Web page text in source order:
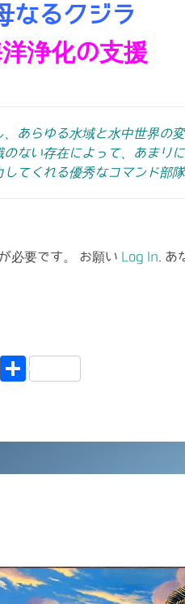
なるクジラ
浄化の支援
あらゆる水域と水中世界の
ない存在によって、あまり
てくれる優秀なコマンド部
必要です。 お願い Log In .
共